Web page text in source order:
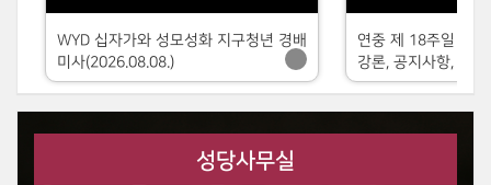
WYD 십자가와 성모성화 지구청년 경배
미사(2026.08.08.)
연중 제 18주일
강론, 공지사항, 강복
성당사무실